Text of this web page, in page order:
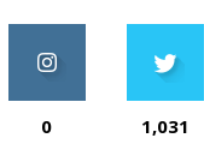
0 1,031